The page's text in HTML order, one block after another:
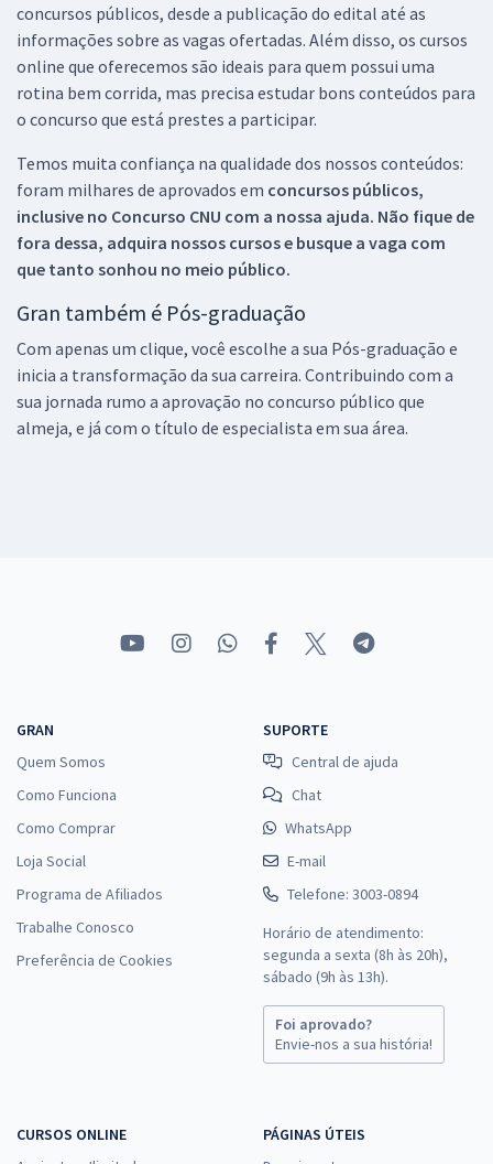
concursos públicos, desde a publicação do edital até as
informações sobre as vagas ofertadas. Além disso, os cursos
online que oferecemos são ideais para quem possui uma
rotina bem corrida, mas precisa estudar bons conteúdos para
o concurso que está prestes a participar.
Temos muita confiança na qualidade dos nossos conteúdos:
foram milhares de aprovados em concursos públicos,
inclusive no Concurso CNU com a nossa ajuda. Não fique de
fora dessa, adquira nossos cursos e busque a vaga com
que tanto sonhou no meio público.
Gran também é Pós-graduação
Com apenas um clique, você escolhe a sua Pós-graduação e
inicia a transformação da sua carreira. Contribuindo com a
sua jornada rumo a aprovação no concurso público que
almeja, e já com o título de especialista em sua área.
GRAN
Quem Somos
Como Funciona
Como Comprar
Loja Social
Programa de Afiliados
Trabalhe Conosco
Preferência de Cookies
SUPORTE
Central de ajuda
Chat
WhatsApp
E-mail
Telefone: 3003-0894
Horário de atendimento:
segunda a sexta (8h às 20h),
sábado (9h às 13h).
Foi aprovado?
Envie-nos a sua história!
CURSOS ONLINE
PÁGINAS ÚTEIS